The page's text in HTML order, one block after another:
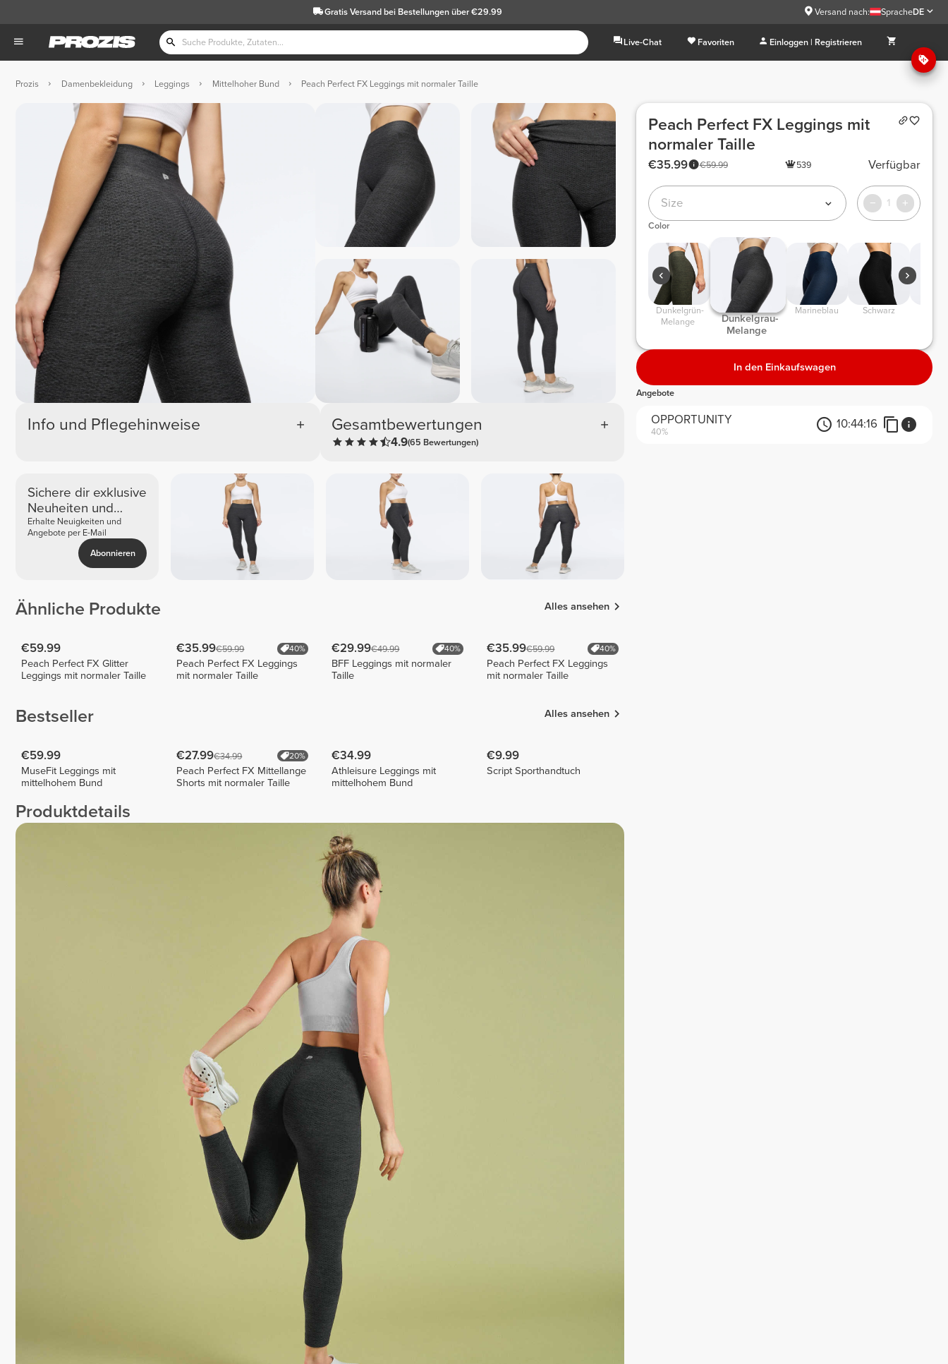
Gratis Versandbei Bestellungen über €29.99 Versand nach: SpracheDE
Live-Chat Favoriten Einloggen | Registrieren
Prozis Damenbekleidung Leggings Mittelhoher Bund Peach Perfect FX Leggings mit normaler Taille
Info und Pflegehinweise Gesamtbewertungen
4.9(65 Bewertungen)
Sichere dir exklusive
Neuheiten und
Angebote
Erhalte Neuigkeiten und
Angebote per E-Mail
Abonnieren
Ähnliche Produkte Alles ansehen
€59.99
Peach Perfect FX Glitter
Leggings mit normaler Taille
€35.99€59.99 40%
Peach Perfect FX Leggings
mit normaler Taille
€29.99€49.99 40%
BFF Leggings mit normaler
Taille
€35.99€59.99 40%
Peach Perfect FX Leggings
mit normaler Taille
Bestseller Alles ansehen
€59.99
MuseFit Leggings mit
mittelhohem Bund
€27.99€34.99 20%
Peach Perfect FX Mittellange
Shorts mit normaler Taille
€34.99
Athleisure Leggings mit
mittelhohem Bund
€9.99
Script Sporthandtuch
Produktdetails
Peach Perfect FX Leggings mit
normaler Taille
€59.99
€35.99 539 Verfügbar
Size 1
Color
Melange
Dunkelgrau-
Melange
Marineblau Schwarz
In den Einkaufswagen
Angebote
OPPORTUNITY
40%
10:44:16